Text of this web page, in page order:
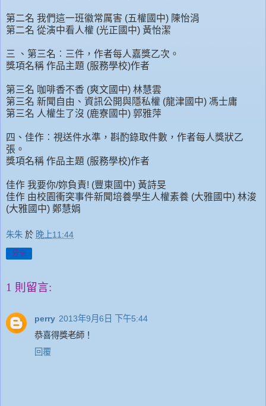
第二名 我們這一班徽常厲害 (五權國中) 陳怡涓
第二名 從演中看人權 (光正國中) 黃怡潔
三 、第三名︰三件，作者每人嘉獎乙次。
獎項名稱 作品主題 (服務學校)作者
第三名 咖啡香不香 (爽文國中) 林慧雲
第三名 新聞自由、資訊公開與隱私權 (龍津國中) 馮士庸
第三名 人權生了沒 (鹿寮國中) 郭雅萍
四、佳作︰視送件水準，斟酌錄取件數，作者每人獎狀乙
張。
獎項名稱 作品主題 (服務學校)作者
佳作 我要你/妳負責! (豐東國中) 黃詩旻
佳作 由校園衝突事件新聞培養學生人權素養 (大雅國中) 林浚
(大雅國中) 鄭慧娟
朱朱 於 晚上11:44
分享
1 則留言:
perry 2013年9月6日 下午5:44
恭喜得獎老師！
回覆